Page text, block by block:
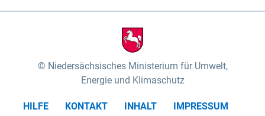
Niedersächsisches Ministerium für Umwelt,
Energie und Klimaschutz
HILFE KONTAKT INHALT
IMPRESSUM